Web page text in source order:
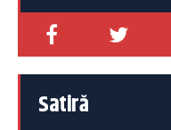
Satiră